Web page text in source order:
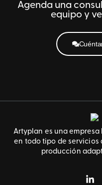
Agenda una
equipo y
Artyplan es una
en todo tipo de servicios
producción